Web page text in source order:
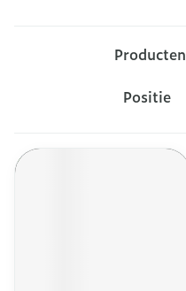
Producten
Sorteer op: